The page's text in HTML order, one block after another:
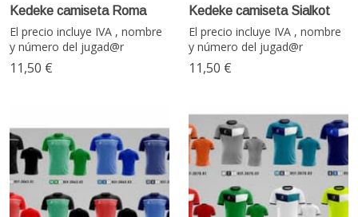
Kedeke camiseta Roma
El precio incluye IVA , nombre
y número del jugad@r
11,50 €
Kedeke camiseta Sialkot
El precio incluye IVA , nombre
y número del jugad@r
11,50 €